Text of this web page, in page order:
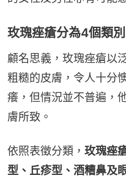
玫瑰痤瘡分為4個類別
顧名思義，玫瑰痤瘡以
粗糙的皮膚，令人十分
癢，但情況並不普遍，
膚所致。
依照表徵分類， 玫瑰痤
型、丘疹型、酒糟鼻及